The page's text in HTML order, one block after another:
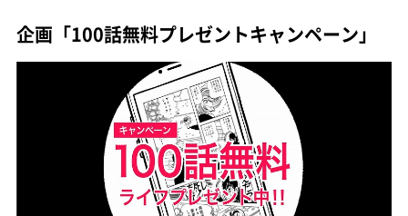
企画「100話無料プレゼントキャンペーン」